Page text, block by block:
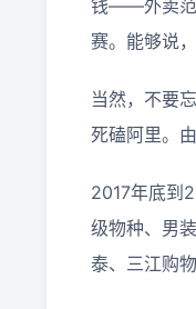
钱——外卖范
赛。能够说
当然，不要
死磕阿里。
2017年底到
级物种、男
泰、三江购